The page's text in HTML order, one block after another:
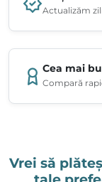
Actualizăm
Cea mai
Compară
Vrei să